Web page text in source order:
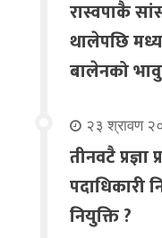
रास्वपाकै
थालेपछि
बालेनको
२३ श्रावण
तीनवटै प्रज्ञा
नियुक्ति ?